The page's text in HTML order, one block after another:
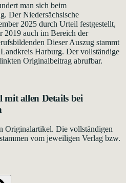
man sich beim
Der Niedersächsische
2025 durch Urteil festgestellt,
2019 auch im Bereich der
Dieser Auszug stammt
Harburg. Der vollständige
Originalbeitrag abrufbar.
allen Details bei
Originalartikel. Die vollständigen
vom jeweiligen Verlag bzw.